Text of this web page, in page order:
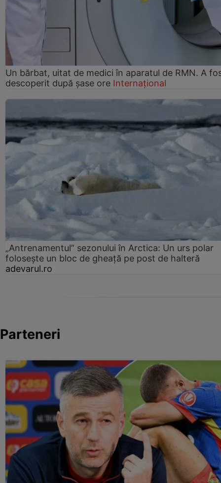
Un bărbat, uitat de medici în aparatul de RMN. A
descoperit după șase ore Internațional
„Antrenamentul” sezonului în Arctica: Un urs polar
folosește un bloc de gheață pe post de halteră
adevarul.ro
Parteneri